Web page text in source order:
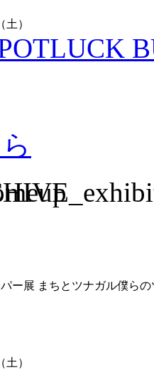
）
ー展 まちとツナガル僕らの
）